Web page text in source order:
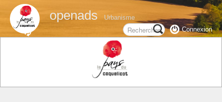
openads
Urbanisme
Connexion